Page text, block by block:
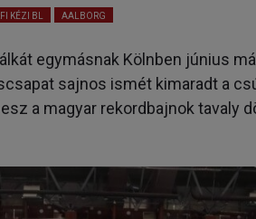
KÉZI BL AALBORG
egymásnak Kölnben június
sajnos ismét kimaradt a
a magyar rekordbajnok tavaly